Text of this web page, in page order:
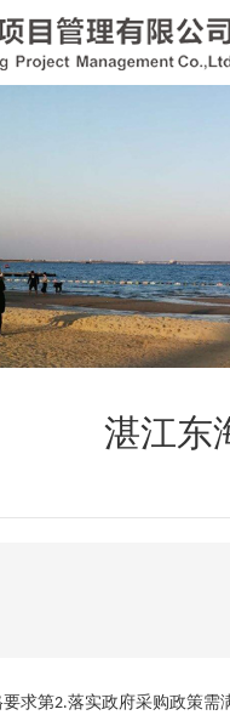
湛江东
求第2.落实政府采购政策